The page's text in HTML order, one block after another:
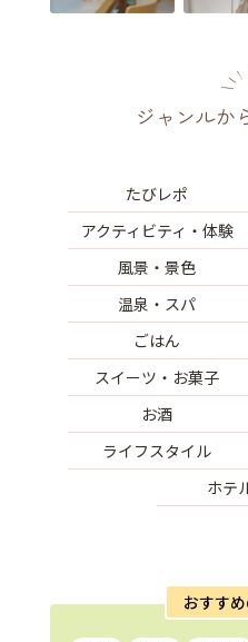
ジャンルか
たびレポ
アクティビティ・体験
風景・景色
温泉・スパ
ごはん
スイーツ・お菓子
お酒
ライフスタイル
ホテ
おすす